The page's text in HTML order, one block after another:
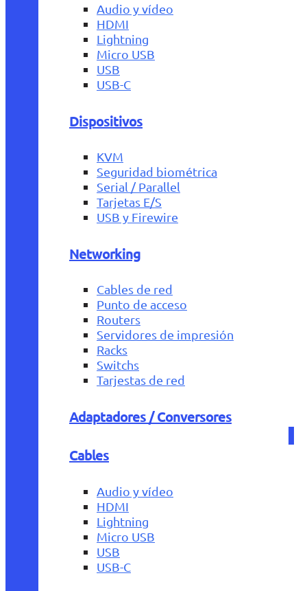
Audio y vídeo
HDMI
Lightning
Micro USB
USB
USB-C
Dispositivos
KVM
Seguridad biométrica
Serial / Parallel
Tarjetas E/S
USB y Firewire
Networking
Cables de red
Punto de acceso
Routers
Servidores de impresión
Racks
Switchs
Tarjestas de red
Adaptadores / Conversores
Cables
Audio y vídeo
HDMI
Lightning
Micro USB
USB
USB-C